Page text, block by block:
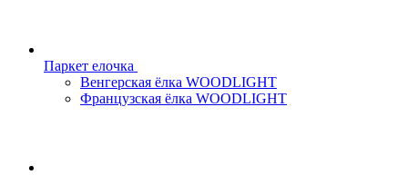
Паркет елочка
Венгерская ёлка WOODLIGHT
Французская ёлка WOODLIGHT